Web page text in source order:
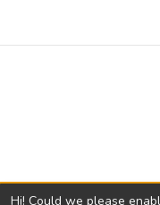
Hi! Could we please